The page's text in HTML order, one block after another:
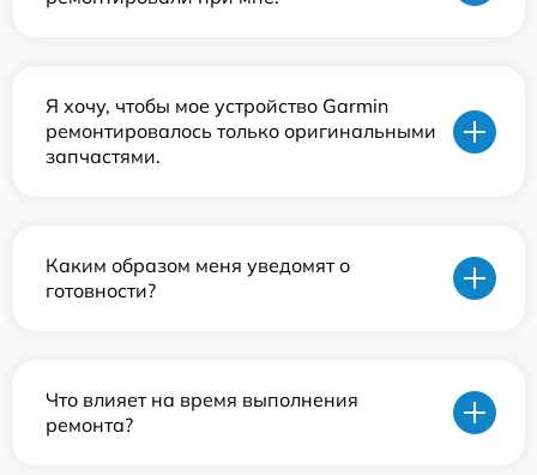
Я хочу, чтобы мое устройство Garmin
ремонтировалось только оригинальными
запчастями.
Каким образом меня уведомят о
готовности?
Что влияет на время выполнения
ремонта?